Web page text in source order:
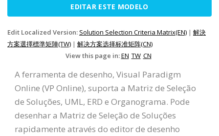
EDITAR ESTE MODELO
Edit Localized Version: Solution Selection Criteria Matrix(EN) | 解決
方案選擇標準矩陣(TW) | 解决方案选择标准矩阵(CN)
View this page in:EN TW CN
A ferramenta de desenho, Visual Paradigm
Online (VP Online), suporta a Matriz de Seleção
de Soluções, UML, ERD e Organograma. Pode
desenhar a Matriz de Seleção de Soluções
rapidamente através do editor de desenho